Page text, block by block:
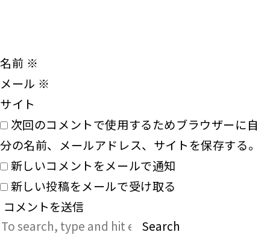
名前 ※
メール ※
サイト
次回のコメントで使用するためブラウザーに自
分の名前、メールアドレス、サイトを保存する。
新しいコメントをメールで通知
新しい投稿をメールで受け取る
Search